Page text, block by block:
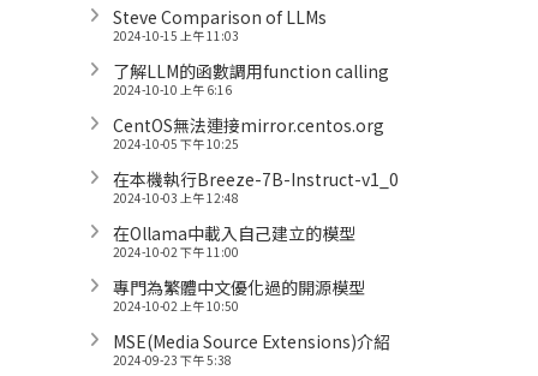
Steve Comparison of LLMs
2024-10-15 上午 11:03
了解LLM的函數調用function calling
2024-10-10 上午 6:16
CentOS無法連接mirror.centos.org
2024-10-05 下午 10:25
在本機執行Breeze-7B-Instruct-v1_0
2024-10-03 上午 12:48
在Ollama中載入自己建立的模型
2024-10-02 下午 11:00
專門為繁體中文優化過的開源模型
2024-10-02 上午 10:50
MSE(Media Source Extensions)介紹
2024-09-23 下午 5:38